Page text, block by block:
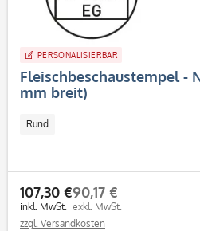
PERSONALISIERBAR
Fleischbeschaustempel -
mm breit)
Rund
107,30 €
inkl. MwSt.
90,17 €
exkl. MwSt.
zzgl. Versandkosten